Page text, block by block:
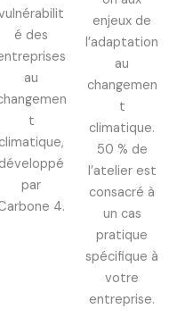
é des
au
t
climatique,
développé
par
4.
enjeux de
l’adaptation
au
changemen
t
climatique.
50 % de
l’atelier est
consacré à
un cas
pratique
spécifique à
votre
entreprise.